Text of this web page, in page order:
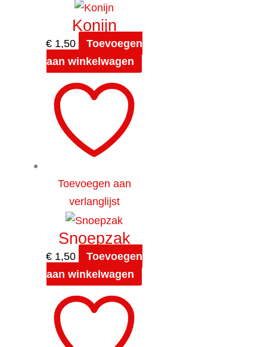
Konijn
€1,50
Toevoegen
aan winkelwagen
Toevoegen aan
verlanglijst
Snoepzak
€1,50
Toevoegen
aan winkelwagen